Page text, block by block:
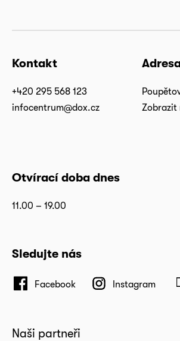
Kontakt
+420 295 568 123
infocentrum@dox.cz
Zobrazit
Otvírací doba dnes
11.00 – 19.00
Sledujte nás
Facebook Instagram
Naši partneři